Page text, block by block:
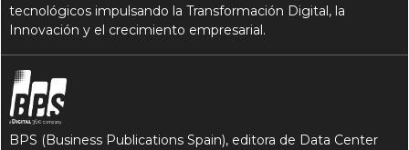
tecnológicos impulsando la Transformación Digital, la
Innovación y el crecimiento empresarial.
BPS (Business Publications Spain), editora de Data Center